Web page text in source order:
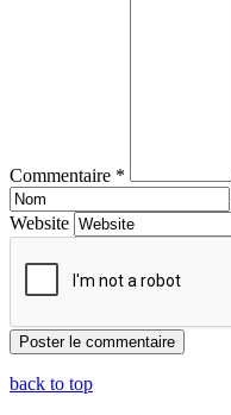
Commentaire *
Website
back to top